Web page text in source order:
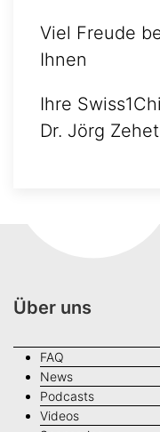
Viel Freude
Ihnen
Ihre
Dr. Jörg
Über uns
FAQ
News
Podcasts
Videos